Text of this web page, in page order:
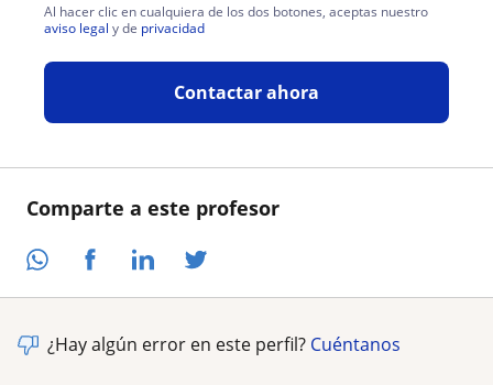
Comparte a este profesor
Al hacer clic en cualquiera de los dos botones, aceptas nuestro
aviso legal y de privacidad
Contactar ahora
¿Hay algún error en este perfil? Cuéntanos